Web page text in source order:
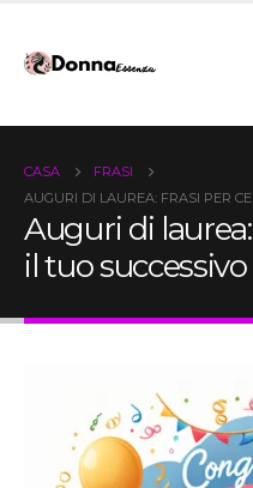
CASA
FRASI
AUGURI DI LAUREA: FRASI PER
Auguri di
il tuo